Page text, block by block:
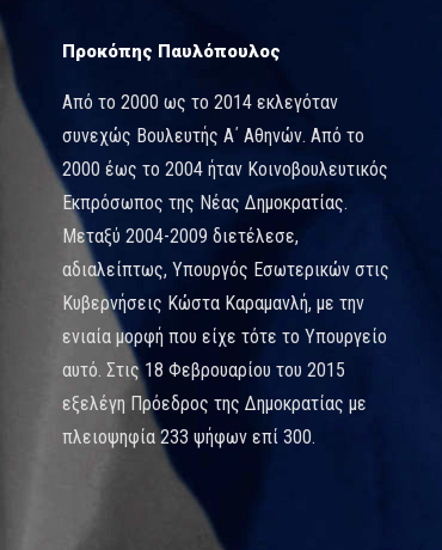
Προκόπης Παυλόπουλος
Από το 2000 ως το 2014 εκλεγόταν
συνεχώς Βουλευτής Α΄ Αθηνών. Από το
2000 έως το 2004 ήταν Κοινοβουλευτικός
Εκπρόσωπος της Νέας Δημοκρατίας.
Μεταξύ 2004-2009 διετέλεσε,
αδιαλείπτως, Υπουργός Εσωτερικών στις
Κυβερνήσεις Κώστα Καραμανλή, με την
ενιαία μορφή που είχε τότε το Υπουργείο
αυτό. Στις 18 Φεβρουαρίου του 2015
εξελέγη Πρόεδρος της Δημοκρατίας με
πλειοψηφία 233 ψήφων επί 300.